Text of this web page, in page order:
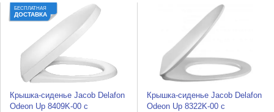
БЕСПЛАТНАЯ
ДОСТАВКА
Крышка-сиденье Jacob Delafon
Odeon Up 8409K-00 с
Крышка-сиденье Jacob Delafon
Odeon Up 8322K-00 с